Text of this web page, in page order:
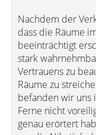
Nachdem der
dass die Räume
beeinträchtigt
stark
Vertrauens zu
Räume zu
befanden wir uns
Ferne nicht
genau erörtert